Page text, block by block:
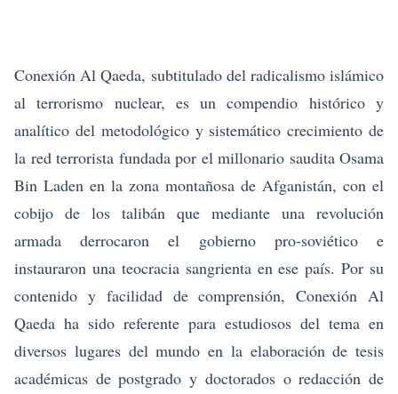
Conexión Al Qaeda, subtitulado del radicalismo islámico
al terrorismo nuclear, es un compendio histórico y
analítico del metodológico y sistemático crecimiento de
la red terrorista fundada por el millonario saudita Osama
Bin Laden en la zona montañosa de Afganistán, con el
cobijo de los talibán que mediante una revolución
armada derrocaron el gobierno pro-soviético e
instauraron una teocracia sangrienta en ese país. Por su
contenido y facilidad de comprensión, Conexión Al
Qaeda ha sido referente para estudiosos del tema en
diversos lugares del mundo en la elaboración de tesis
académicas de postgrado y doctorados o redacción de